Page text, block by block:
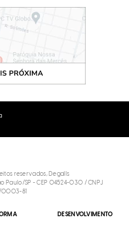
reservados, Degalls
Paulo/SP - CEP 04524-030 / CNPJ
0003-81
DESENVOLVIMENTO